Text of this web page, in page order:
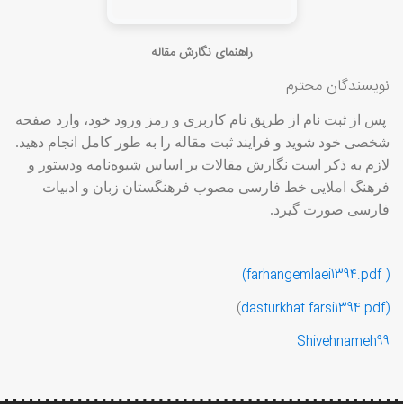
راهنمای نگارش مقاله
نویسندگان محترم
پس از ثبت نام از طریق نام کاربری و رمز ورود خود، وارد صفحه
شخصی خود شوید و فرایند ثبت مقاله را به طور کامل انجام دهید.
لازم به ذکر است نگارش مقالات بر اساس شیوه‌نامه ودستور و
فرهنگ املایی خط فارسی مصوب فرهنگستان زبان و ادبیات
فارسی صورت گیرد.
( farhangemlaei1394.pdf)
(
dasturkhat farsi1394.pdf
)
Shivehnameh99